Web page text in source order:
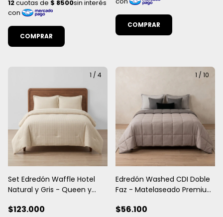
COMPRAR
COMPRAR
1 / 4
Set Edredón Waffle Hotel
Natural y Gris - Queen y
$123.000
1 / 10
Edredón Washed CDI Doble
Faz - Matelaseado Premium
$56.100